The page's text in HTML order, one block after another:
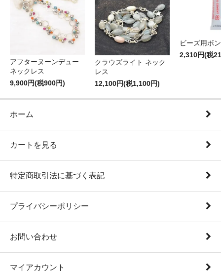
アフターヌーンデュー
ネックレス
9,900円(税900円)
クラウズライト ネック
レス
12,100円(税1,100円)
ビーズ用ボ
2,310円(税
ホーム
カートを見る
特定商取引法に基づく表記
プライバシーポリシー
お問い合わせ
マイアカウント